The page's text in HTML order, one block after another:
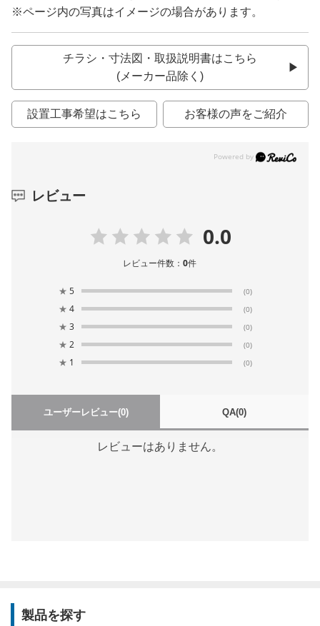
※ページ内の写真はイメージの場合があります。
チラシ・寸法図・取扱説明書はこちら
(メーカー品除く)
設置工事希望はこちら お客様の声をご紹介
レビュー
0.0
レビュー件数：0件
★ 5 (0)
★ 4 (0)
★ 3 (0)
★ 2 (0)
★ 1 (0)
ユーザーレビュー(0) QA(0)
レビューはありません。
製品を探す